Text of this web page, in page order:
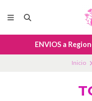
ENVIOS a
Inicio